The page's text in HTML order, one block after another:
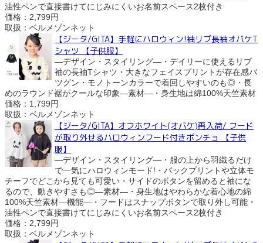
油性ペンで直接書けてにじみにくいお名前スペース2枚付き
価格：2,799円
取扱：ベルメゾンネット
【ジータ/GITA】手軽にハロウィン!袖リブ長袖オバケT
シャツ 【子供服】
―デザイン・スタイリング―・デイリーに使えるリブ
袖の長袖Tシャツ・大きなフェイスプリントが存在感バ
ツグン・モノトーンカラーで着回しやすいのも◎・長
めのラウンド裾がクールな印象―素材―・身生地は綿100%天竺素材
価格：1,799円
取扱：ベルメゾンネット
【ジータ/GITA】オフホワイト(オバケ)再入荷/ フード
が取り外せるハロウィンフード付きポンチョ 【子供
服】
―デザイン・スタイリング―・服の上から羽織るだけ
で一気にハロウィンモード!・バックプリントや立体モ
チーフでどこから見ても可愛い・サイドのボタンを留めると袖にな
るので、動きやすさも◎―素材―・身生地はやわらかな着心地の綿
100%天竺素材―機能―・フードはスナップボタンで取り外し可能・
油性ペンで直接書けてにじみにくいお名前スペース2枚付き
価格：2,799円
取扱：ベルメゾンネット